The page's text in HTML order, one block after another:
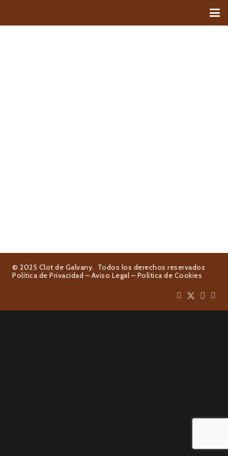
© 2025 Clot de Galvany. Todos los derechos reservados
Política de Privacidad – Aviso Legal – Política de Cookies